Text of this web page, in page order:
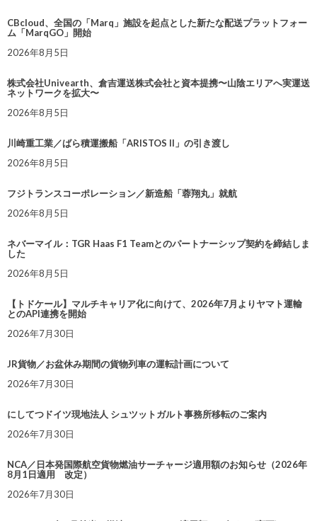
CBcloud、全国の「Marq」施設を起点とした新たな配送プラットフォー
ム「MarqGO」開始
2026年8月5日
株式会社Univearth、倉吉運送株式会社と資本提携〜山陰エリアへ実運送
ネットワークを拡大〜
2026年8月5日
川崎重工業／ばら積運搬船「ARISTOS II」の引き渡し
2026年8月5日
フジトランスコーポレーション／新造船「蓉翔丸」就航
2026年8月5日
ネバーマイル：TGR Haas F1 Teamとのパートナーシップ契約を締結しま
した
2026年8月5日
【トドケール】マルチキャリア化に向けて、2026年7月よりヤマト運輸
とのAPI連携を開始
2026年7月30日
JR貨物／お盆休み期間の貨物列車の運転計画について
2026年7月30日
にしてつドイツ現地法人 シュツットガルト事務所移転のご案内
2026年7月30日
NCA／日本発国際航空貨物燃油サーチャージ適用額のお知らせ（2026年
8月1日適用 改定）
2026年7月30日